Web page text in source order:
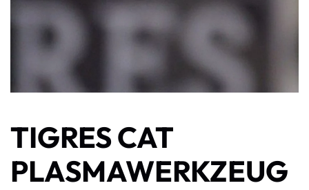
TIGRES CAT
PLASMAWERKZEUG